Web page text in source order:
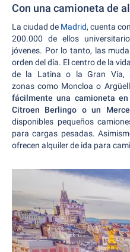
Con una camioneta de
La ciudad de Madrid, cuenta
200.000 de ellos
jóvenes. Por lo tanto, las
orden del día. El centro de la
de la Latina o la Gran Vía,
zonas como Moncloa o
fácilmente una camioneta
Citroen Berlingo o un
disponibles pequeños
para cargas pesadas.
ofrecen alquiler de ida para